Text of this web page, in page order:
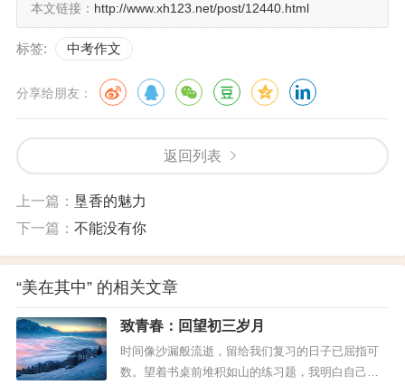
篮，那是世界上绝无仅有的奇观。留恋的一刹
那间飘落水面，水面上原本清晰的界限像是宣
了。“刷刷刷”，那声音，似在耳边，又恍若隔
世，像母亲对娇儿的絮絮细语，又像明月下的
清风拂过荷塘，低回婉转。
这篇写景作文之所以能够获得满分，除了结
构上的美感，主要得益于修辞手法的运用。纵
观全文，像“粼粼波光，如飞花，似碎玉”、“水
面上原本清晰的界限像是宣纸中的一点淡墨”之
本文链接： http://www.xh123.net/post/12440.html
标签: 中考作文
分享给朋友：
返回列表
上一篇： 垦香的魅力
下一篇： 不能没有你
“美在其中” 的相关文章
致青春：回望初三岁月
时间像沙漏般流逝，留给我们复习的日子已屈指可
数。望着书桌前堆积如山的练习题，我明白自己距